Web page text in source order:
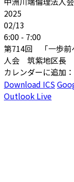
2025
02/13
6:00 - 7:00
第714回 「一歩前
人会 筑紫地区長
カレンダーに追加：
Download ICS
Outlook Live